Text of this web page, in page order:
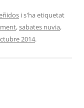
i s'ha etiquetat
,sabates nuvia,
2014.